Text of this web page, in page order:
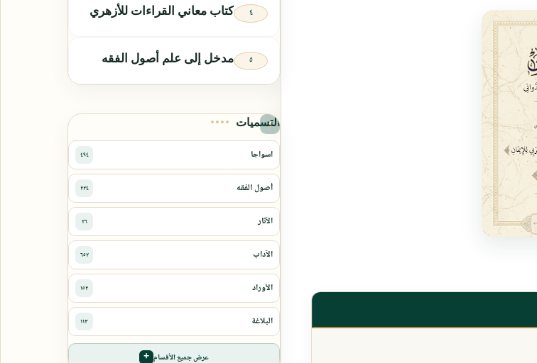
كتاب معاني القراءات للأزهري
مدخل إلى علم أصول الفقه
التسميات
عرض جميع الأقسام